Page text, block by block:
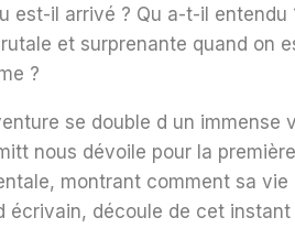
est-il arrivé ? Qu a-t-il entendu
et surprenante quand on
?
se double d un immense
nous dévoile pour la
montrant comment sa vie
écrivain, découle de cet instant